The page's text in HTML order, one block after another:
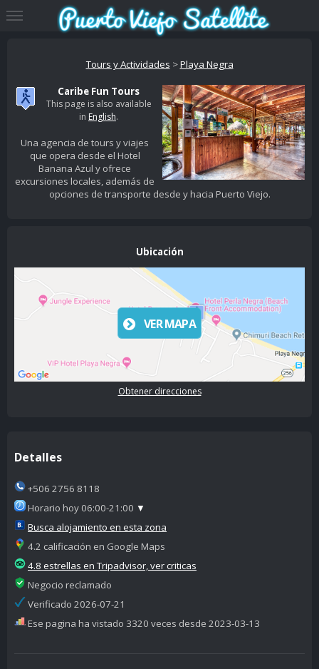
Tours y Actividades >Playa Negra
Caribe Fun Tours
This page is also available
in English.
Una agencia de tours y viajes
que opera desde el Hotel
Banana Azul y ofrece
excursiones locales, además de
opciones de transporte desde y hacia Puerto Viejo.
Ubicación
VER MAPA
Obtener direcciones
Detalles
+506 2756 8118
Horario hoy 06:00-21:00 ▼
Busca alojamiento en esta zona
4.2 calificación en Google Maps
4.8 estrellas en Tripadvisor, ver criticas
Negocio reclamado
Verificado 2026-07-21
Ese pagina ha vistado 3320 veces desde 2023-03-13